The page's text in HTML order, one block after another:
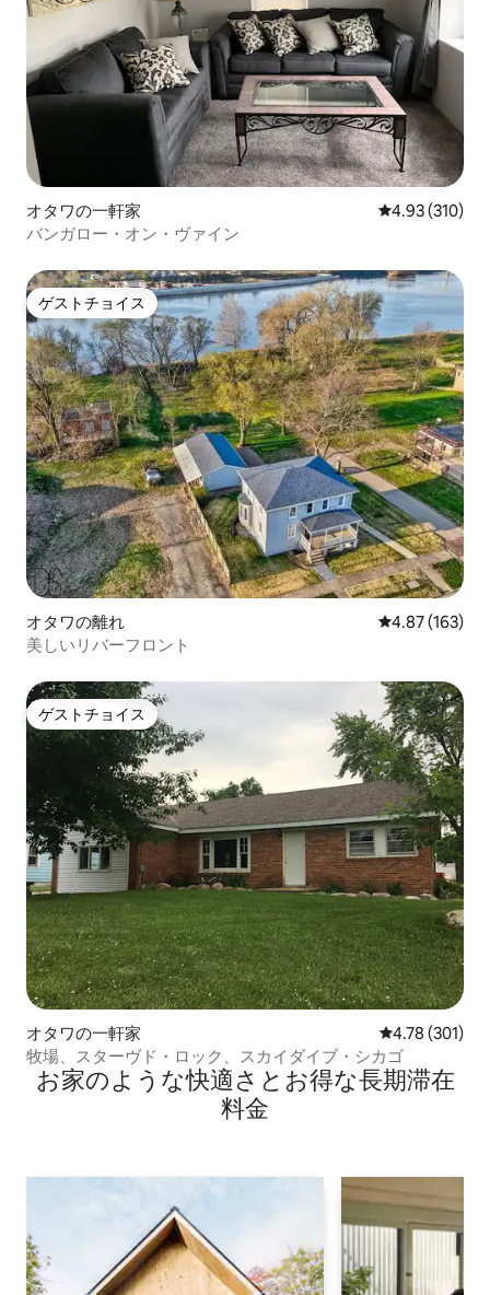
オタワの一軒家 レビュー310
4.93 (310)
バンガロー・オン・ヴァイン
ゲストチョイス
ゲストチョイス
オタワの離れ レビュー163
4.87 (163)
美しいリバーフロント
ゲストチョイス
ゲストチョイス
オタワの一軒家 レビュー301
4.78 (301)
牧場、スターヴド・ロック、スカイダイブ・シカゴ
お家のような快⁠適⁠さ⁠とお⁠得⁠な長⁠期⁠滞⁠在
料⁠金